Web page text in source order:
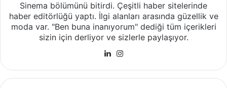
Sinema bölümünü bitirdi. Çeşitli haber sitelerinde
haber editörlüğü yaptı. İlgi alanları arasında güzellik ve
moda var. "Ben buna inanıyorum" dediği tüm içerikleri
sizin için derliyor ve sizlerle paylaşıyor.
LinkedIn